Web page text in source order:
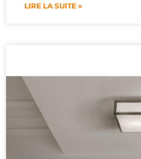
LIRE LA SUITE »